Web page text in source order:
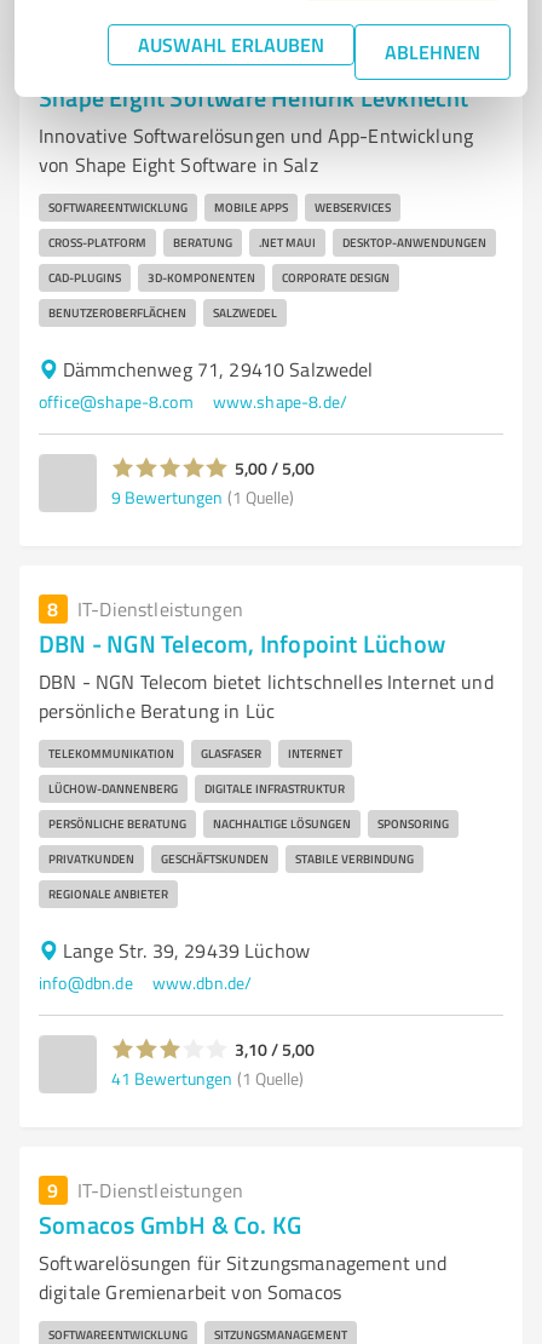
AUSWAHL ERLAUBEN ABLEHNEN
IT-Dienstleistungen
Shape Eight Software Hendrik Levknecht
Innovative Softwarelösungen und App-Entwicklung
von Shape Eight Software in Salz
SOFTWAREENTWICKLUNG MOBILE APPS WEBSERVICES
CROSS-PLATFORM BERATUNG .NET MAUI DESKTOP-ANWENDUNGEN
CAD-PLUGINS 3D-KOMPONENTEN CORPORATE DESIGN
BENUTZEROBERFLÄCHEN SALZWEDEL
Dämmchenweg 71, 29410 Salzwedel
office@shape-8.com www.shape-8.de/
5,00 / 5,00
9 Bewertungen (1 Quelle)
8 IT-Dienstleistungen
DBN - NGN Telecom, Infopoint Lüchow
DBN - NGN Telecom bietet lichtschnelles Internet und
persönliche Beratung in Lüc
TELEKOMMUNIKATION GLASFASER INTERNET
LÜCHOW-DANNENBERG DIGITALE INFRASTRUKTUR
PERSÖNLICHE BERATUNG NACHHALTIGE LÖSUNGEN SPONSORING
PRIVATKUNDEN GESCHÄFTSKUNDEN STABILE VERBINDUNG
REGIONALE ANBIETER
Lange Str. 39, 29439 Lüchow
info@dbn.de www.dbn.de/
3,10 / 5,00
41 Bewertungen (1 Quelle)
9 IT-Dienstleistungen
Somacos GmbH & Co. KG
Softwarelösungen für Sitzungsmanagement und
digitale Gremienarbeit von Somacos
SOFTWAREENTWICKLUNG SITZUNGSMANAGEMENT